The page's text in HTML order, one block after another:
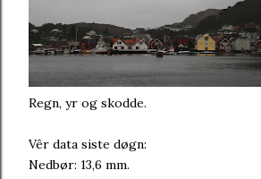
Regn, yr og skodde.
Vêr data siste døgn:
Nedbør: 13,6 mm.